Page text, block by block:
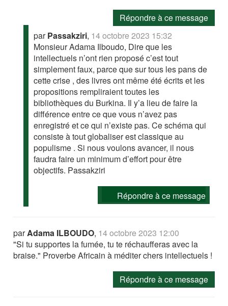
Répondre à ce message
parPassakziri, 14 octobre 2023 15:32
Monsieur Adama Ilboudo, Dire que les
intellectuels n’ont rien proposé c’est tout
simplement faux, parce que sur tous les pans de
cette crise , des livres ont même été écrits et les
propositions rempliraient toutes les
bibliothèques du Burkina. Il y’a lieu de faire la
différence entre ce que vous n’avez pas
enregistré et ce qui n’existe pas. Ce schéma qui
consiste à tout globaliser est classique au
populisme . Si nous voulons avancer, il nous
faudra faire un minimum d’effort pour être
objectifs. Passakziri
Répondre à ce message
parAdama ILBOUDO, 14 octobre 2023 12:00
"Si tu supportes la fumée, tu te réchaufferas avec la
braise." Proverbe Africain à méditer chers intellectuels !
Répondre à ce message